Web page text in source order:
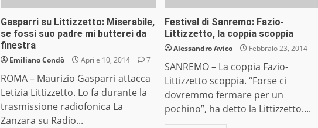
Gasparri su Littizzetto: Miserabile,
se fossi suo padre mi butterei da
finestra
Emiliano Condò Aprile 10, 2014 7
ROMA – Maurizio Gasparri attacca
Letizia Littizzetto. Lo fa durante la
trasmissione radiofonica La
Zanzara su Radio...
Festival di Sanremo: Fazio-
Littizzetto, la coppia scoppia
Alessandro Avico Febbraio 23, 2014
SANREMO – La coppia Fazio-
Littizzetto scoppia. “Forse ci
dovremmo fermare per un
pochino”, ha detto la Littizzetto....